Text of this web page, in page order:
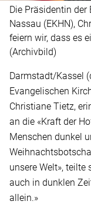
Die Präsidentin der
Nassau (EKHN),
feiern wir, dass es
(Archivbild)
Darmstadt/Kassel
Evangelischen
Christiane Tietz,
an die «Kraft der
Menschen dunkel
unsere Welt»,
auch in dunklen
allein.»